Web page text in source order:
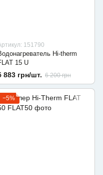
151790
Hi-therm
15 U
883 грн/шт. 6 200 грн
−5%